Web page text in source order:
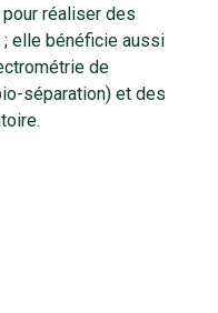
réaliser des
elle bénéficie aussi
de
séparation) et des